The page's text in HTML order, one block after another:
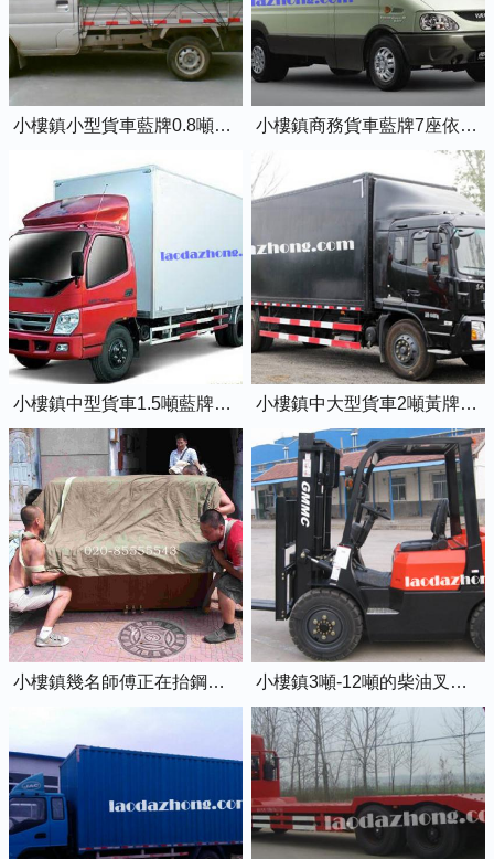
小樓鎮小型貨車藍牌0.8噸小卡車 小樓鎮商務貨車藍牌7座依維柯全順車
小樓鎮中型貨車1.5噸藍牌4米2廂式貨車 小樓鎮中大型貨車2噸黃牌5米2廂式貨車
小樓鎮幾名師傅正在抬鋼琴上樓 小樓鎮3噸-12噸的柴油叉車出租